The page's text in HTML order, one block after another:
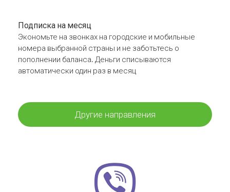
Подписка на месяц
Экономьте на звонках на городские и мобильные
номера выбранной страны и не заботьтесь о
пополнении баланса. Деньги списываются
автоматически один раз в месяц
Другие направления